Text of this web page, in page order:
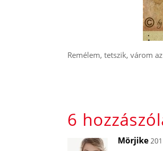
Remélem, tetszik, várom
6
Mörjike